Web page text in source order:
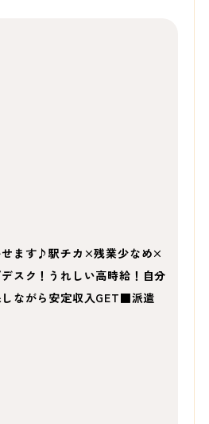
ます♪駅チカ×残業少なめ×
スク！うれしい高時給！自分
ながら安定収入GET■派遣